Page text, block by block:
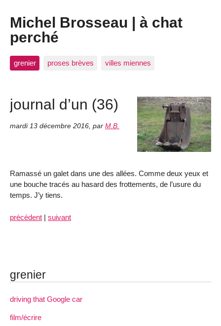
Michel Brosseau | à chat
perché
grenier proses brèves villes miennes
journal d’un (36)
mardi 13 décembre 2016, par M.B.
Ramassé un galet dans une des allées. Comme deux yeux et
une bouche tracés au hasard des frottements, de l’usure du
temps. J’y tiens.
précédent | suivant
grenier
driving that Google car
film/écrire